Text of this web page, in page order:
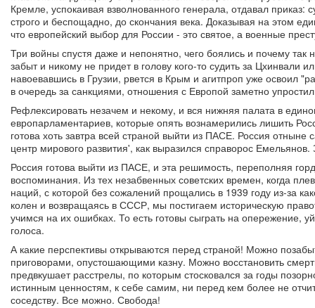
Кремле, успокаивая взволнованного генерала, отдавал приказ:
строго и беспощадно, до скончания века. Доказывая на этом
что европейский выбор для России - это святое, а военные
Три войны спустя даже и непонятно, чего боялись и почему так
забыт и никому не придет в голову кого-то судить за Цхинвали
навоевавшись в Грузии, рвется в Крым и агитпроп уже освоил
в очередь за санкциями, отношения с Европой заметно
Рефлексировать незачем и некому, и вся нижняя палата в
европарламентариев, которые опять вознамерились лишить
готова хоть завтра всей страной выйти из ПАСЕ. Россия отныне
центр мирового развития', как выразился справорос
Россия готова выйти из ПАСЕ, и эта решимость, переполняя
воспоминания. Из тех незабвенных советских времен, когда
наций, с которой без сожалений прощались в 1939 году из-за
колен и возвращаясь в СССР, мы постигаем историческую
учимся на их ошибках. То есть готовы сыграть на опережение,
голоса.
А какие перспективы открываются перед страной! Можно
приговорами, опустошающими казну. Можно восстановить
предвкушает расстрелы, по которым стосковался за годы
истинным ценностям, к себе самим, ни перед кем более не
соседству. Все можно. Свобода!